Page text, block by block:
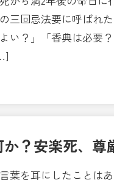
三回忌法要に呼ばれ
い？」「香典は必要
？安楽死、尊
葉を耳にしたことは